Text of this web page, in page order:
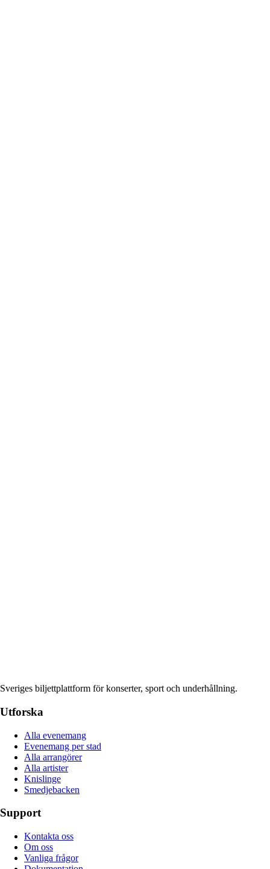
Sveriges biljettplattform för konserter, sport och underhållning.
Utforska
Alla evenemang
Evenemang per stad
Alla arrangörer
Alla artister
Knislinge
Smedjebacken
Support
Kontakta oss
Om oss
Vanliga frågor